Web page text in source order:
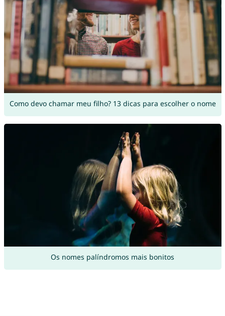
Como devo chamar meu filho? 13 dicas para escolher o nome
Os nomes palíndromos mais bonitos